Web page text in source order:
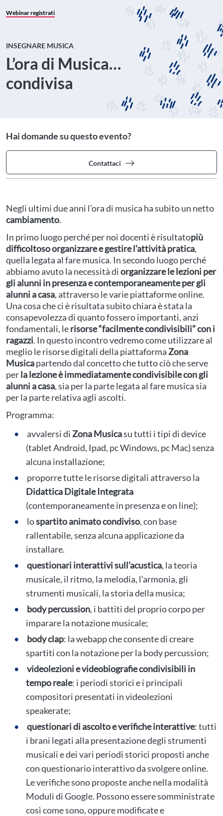
Webinar registrati
INSEGNARE MUSICA
L’ora di Musica…
condivisa
Hai domande su questo evento?
Contattaci
Negli ultimi due anni l’ora di musica ha subito un netto
cambiamento.
In primo luogo perché per noi docenti è risultatopiù
difficoltoso organizzare e gestire l’attività pratica,
quella legata al fare musica. In secondo luogo perché
abbiamo avuto la necessità diorganizzare le lezioni per
gli alunni in presenza e contemporaneamente per gli
alunni a casa, attraverso le varie piattaforme online.
Una cosa che ci è risultata subito chiara è stata la
consapevolezza di quanto fossero importanti, anzi
fondamentali, lerisorse “facilmente condivisibili” con i
ragazzi. In questo incontro vedremo come utilizzare al
meglio le risorse digitali della piattaforma Zona
Musicapartendo dal concetto che tutto ciò che serve
perla lezione è immediatamente condivisibile con gli
alunni a casa, sia per la parte legata al fare musica sia
per la parte relativa agli ascolti.
Programma:
avvalersi di Zona Musicasu tutti i tipi di device
(tablet Android, Ipad, pc Windows, pc Mac) senza
alcuna installazione;
proporre tutte le risorse digitali attraverso la
Didattica Digitale Integrata
(contemporaneamente in presenza e on line);
lospartito animato condiviso, con base
rallentabile, senza alcuna applicazione da
installare.
questionari interattivi sull’acustica, la teoria
musicale, il ritmo, la melodia, l’armonia, gli
strumenti musicali, la storia della musica;
body percussion, i battiti del proprio corpo per
imparare la notazione musicale;
body clap: la webapp che consente di creare
spartiti con la notazione per la body percussion;
videolezioni e videobiografie condivisibili in
tempo reale: i periodi storici e i principali
compositori presentati in videolezioni
speakerate;
questionari di ascolto e verifiche interattive: tutti
i brani legati alla presentazione degli strumenti
musicali e dei vari periodi storici proposti anche
con questionario interattivo da svolgere online.
Le verifiche sono proposte anche nella modalità
Moduli di Google. Possono essere somministrate
così come sono, oppure modificate e